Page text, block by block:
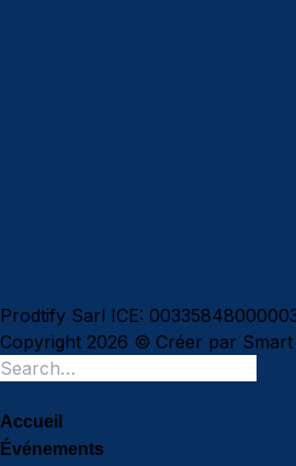
Prodtify Sarl ICE:
Copyright 2026 © Créer par
Accueil
Événements